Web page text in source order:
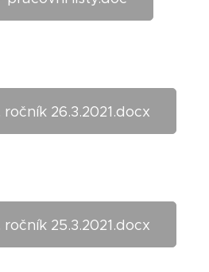
26.3.2021.docx
25.3.2021.docx